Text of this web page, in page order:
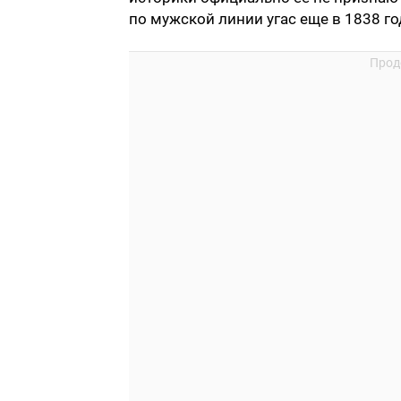
по мужской линии угас еще в 1838